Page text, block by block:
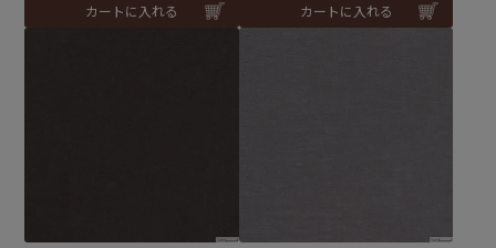
カートに入れる カートに入れる